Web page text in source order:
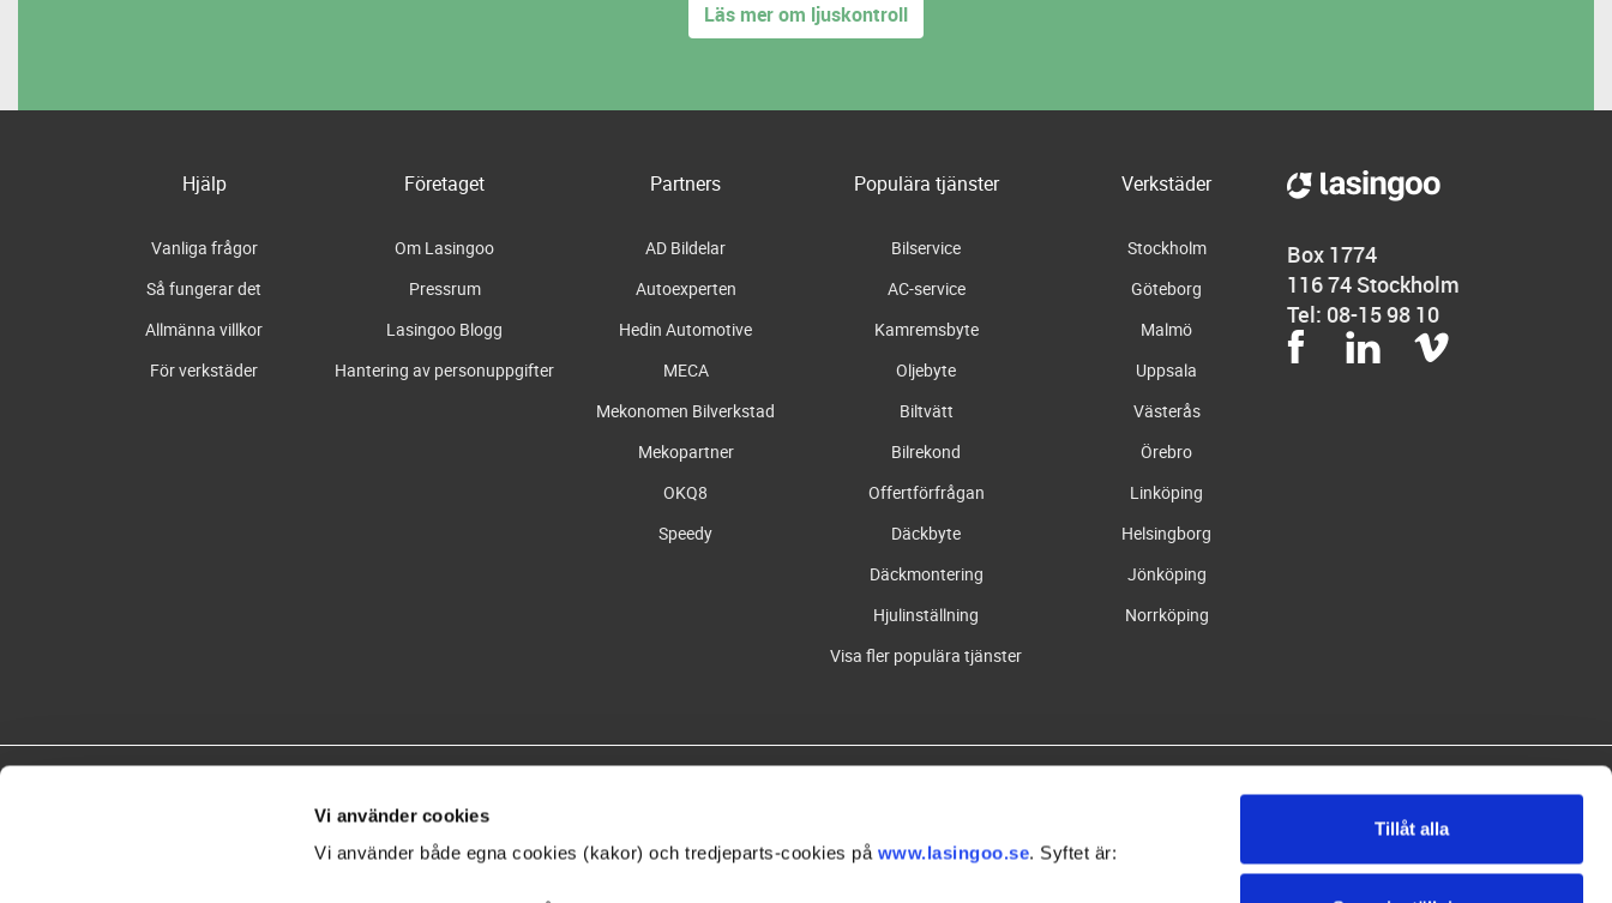
Vi använder cookies
Vi använder både egna cookies (kakor) och tredjeparts-cookies på www.lasingoo.se. Syftet är:
Tillåt alla
Läs mer om ljuskontroll
Hjälp
Vanliga frågor
Så fungerar det
Allmänna villkor
För verkstäder
Företaget
Om Lasingoo
Pressrum
Lasingoo Blogg
Hantering av personuppgifter
Partners
AD Bildelar
Autoexperten
Hedin Automotive
MECA
Mekonomen Bilverkstad
Mekopartner
OKQ8
Speedy
Populära tjänster
Bilservice
AC-service
Kamremsbyte
Oljebyte
Biltvätt
Bilrekond
Offertförfrågan
Däckbyte
Däckmontering
Hjulinställning
Visa fler populära tjänster
Verkstäder
Stockholm
Göteborg
Malmö
Uppsala
Västerås
Örebro
Linköping
Helsingborg
Jönköping
Norrköping
Box 1774
116 74 Stockholm
Tel: 08-15 98 10